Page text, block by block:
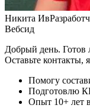
Никита Ив
Вебсид
Добрый день. Готов
Оставьте контакты,
Помогу
Подготовлю
Опыт 10+ лет